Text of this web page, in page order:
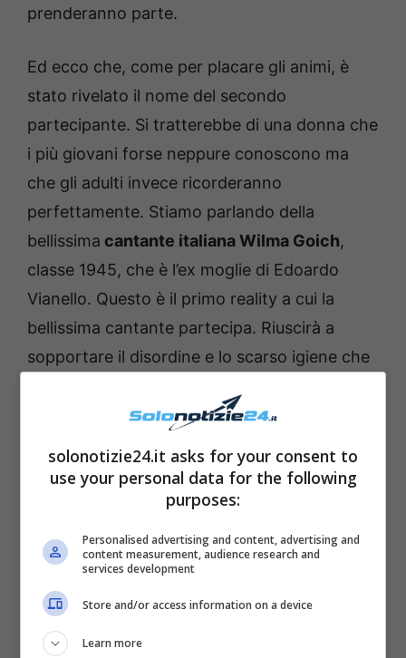
prenderanno parte.
Ed ecco che, come per placare gli animi, è
stato rivelato il nome del secondo
partecipante. Si tratterebbe di una donna che
i più giovani forse neppure conoscono ma
che gli adulti invece ricorderanno
perfettamente. Stiamo parlando della
bellissima cantante italiana Wilma Goich,
classe 1945, che è l’ex moglie di Edoardo
Vianello. Questo è il primo reality a cui la
bellissima cantante partecipa. Riuscirà a
sopportare il disordine e lo scarso igiene che
Cinecittà? Molti dei suoi che la conoscono
la talentuosa Wilma Goich ce la farà a
sopportare tutto questo.
solonotizie24.it asks for your consent to
use your personal data for the following
purposes:
Personalised advertising and content, advertising and
content measurement, audience research and
services development
Store and/or access information on a device
Learn more